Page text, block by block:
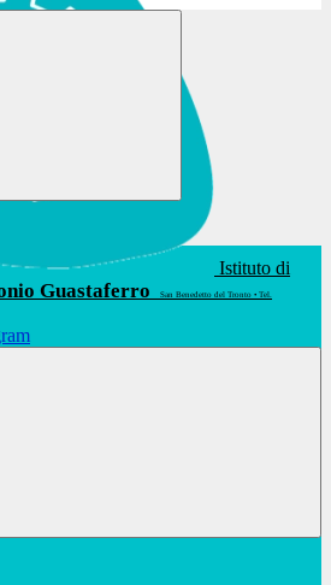
Istituto di
Guastaferro San Benedetto del Tronto • Tel.